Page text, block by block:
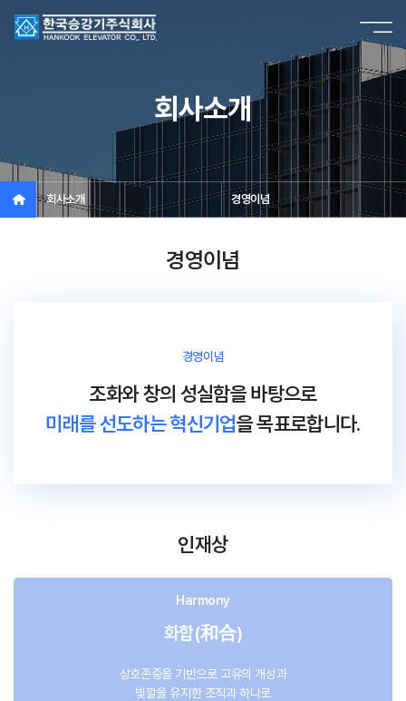
회사소개
회사소개 경영이념
경영이념
경영이념
조화와 창의 성실함을 바탕으로
미래를 선도하는 혁신기업을 목표로합니다.
인재상
Harmony
화합(和合)
상호존중을 기반으로 고유의 개성과
빛깔을 유지한 조직과 하나로